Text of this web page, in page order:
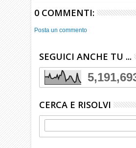
0 COMMENTI:
Posta un commento
SEGUICI ANCHE TU ...
CERCA E RISOLVI